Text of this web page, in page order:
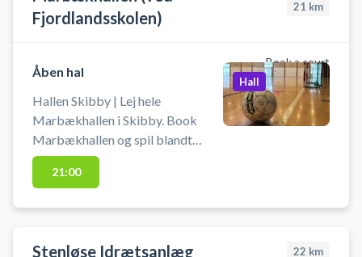
gode muligheder for parkering
Fjordlandsskolen)
21 km
Book a court
Åben hal
Hallen Skibby | Lej hele
Marbækhallen i Skibby. Book
Marbækhallen og spil blandt
andet badminton,
indendørsfodbold, volley og m.m.
Hall
21:00
Stenløse Idrætsanlæg 22 km